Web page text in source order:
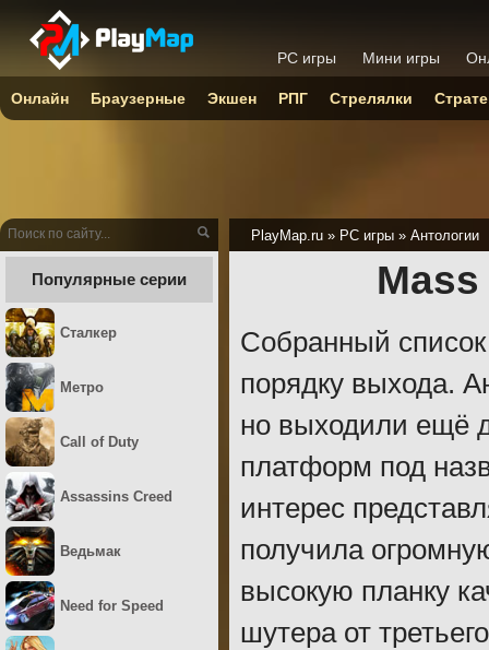
PlayMap.ru » PC игры » Антологии
Собранный
порядку выхода.
но выходили ещё
платформ под
интерес
получила
высокую планку
шутера от
Популярные серии
Сталкер
Метро
Call of Duty
Assassins Creed
Ведьмак
Need for Speed
PC игры Мини игры
Онлайн Браузерные Экшен РПГ Стрелялки